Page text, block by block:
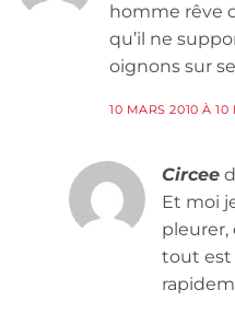
homme rêve
qu’il ne
oignons sur
10 MARS 2010 À 10
Circee
Et moi
pleurer,
tout est